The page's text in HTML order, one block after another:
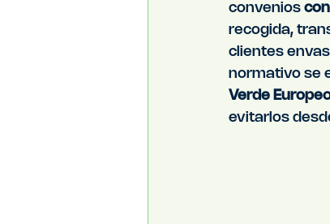
convenios
recogida,
clientes
normativo se
Verde
evitarlos